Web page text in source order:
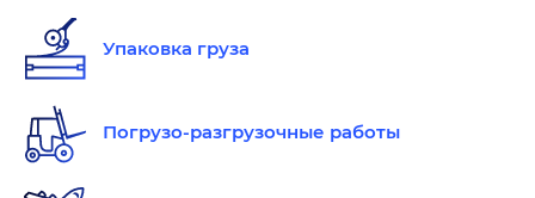
Упаковка груза
Погрузо-разгрузочные работы